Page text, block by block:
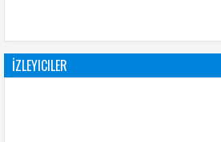
İZLEYICILER